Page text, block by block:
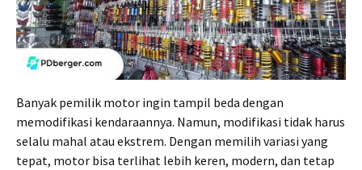
Banyak pemilik motor ingin tampil beda dengan
memodifikasi kendaraannya. Namun, modifikasi tidak harus
selalu mahal atau ekstrem. Dengan memilih variasi yang
tepat, motor bisa terlihat lebih keren, modern, dan tetap